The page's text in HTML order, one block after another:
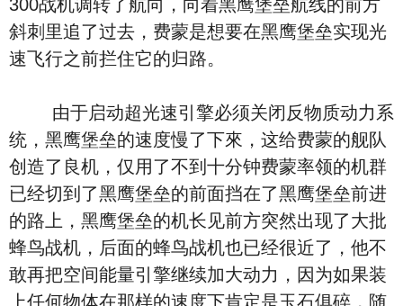
300战机调转了航向，向着黑鹰堡垒航线的前方
斜刺里追了过去，费蒙是想要在黑鹰堡垒实现光
速飞行之前拦住它的归路。
由于启动超光速引擎必须关闭反物质动力系
统，黑鹰堡垒的速度慢了下來，这给费蒙的舰队
创造了良机，仅用了不到十分钟费蒙率领的机群
已经切到了黑鹰堡垒的前面挡在了黑鹰堡垒前进
的路上，黑鹰堡垒的机长见前方突然出现了大批
蜂鸟战机，后面的蜂鸟战机也已经很近了，他不
敢再把空间能量引擎继续加大动力，因为如果装
上任何物体在那样的速度下肯定是玉石俱碎，随